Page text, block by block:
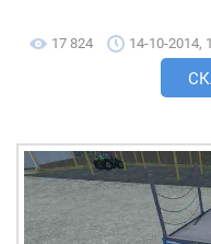
17 824 14-10-2014,